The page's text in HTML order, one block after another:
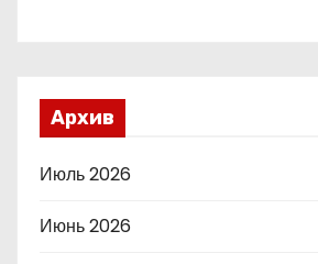
Архив
Июль 2026
Июнь 2026